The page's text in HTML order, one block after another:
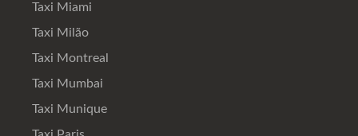
Taxi Miami
Taxi Milão
Taxi Montreal
Taxi Mumbai
Taxi Munique